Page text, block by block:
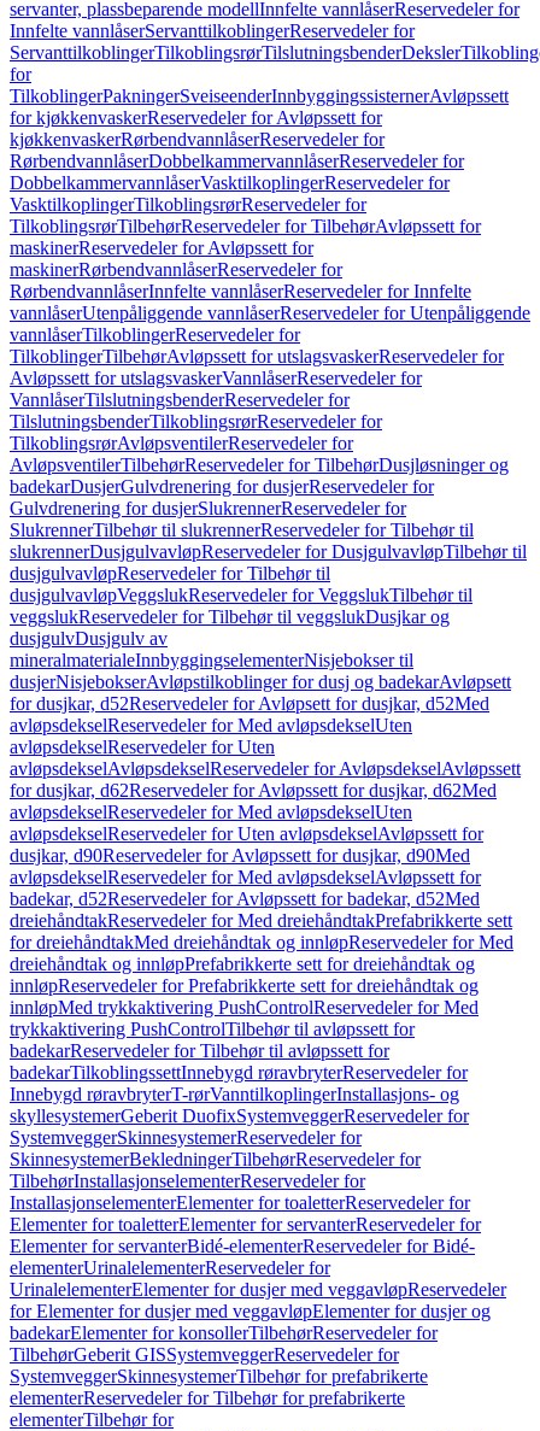
servanter, plassbeparende modellInnfelte vannlåserReservedeler for
Innfelte vannlåserServanttilkoblingerReservedeler for
ServanttilkoblingerTilkoblingsrørTilslutningsbenderDeksler
for
TilkoblingerPakningerSveiseenderInnbyggingssisternerAvløpssett
for kjøkkenvaskerReservedeler for Avløpssett for
kjøkkenvaskerRørbendvannlåserReservedeler for
RørbendvannlåserDobbelkammervannlåserReservedeler for
DobbelkammervannlåserVasktilkoplingerReservedeler for
VasktilkoplingerTilkoblingsrørReservedeler for
TilkoblingsrørTilbehørReservedeler for TilbehørAvløpssett for
maskinerReservedeler for Avløpssett for
maskinerRørbendvannlåserReservedeler for
RørbendvannlåserInnfelte vannlåserReservedeler for Innfelte
vannlåserUtenpåliggende vannlåserReservedeler for Utenpåliggende
vannlåserTilkoblingerReservedeler for
TilkoblingerTilbehørAvløpssett for utslagsvaskerReservedeler for
Avløpssett for utslagsvaskerVannlåserReservedeler for
VannlåserTilslutningsbenderReservedeler for
TilslutningsbenderTilkoblingsrørReservedeler for
TilkoblingsrørAvløpsventilerReservedeler for
AvløpsventilerTilbehørReservedeler for TilbehørDusjløsninger og
badekarDusjerGulvdrenering for dusjerReservedeler for
Gulvdrenering for dusjerSlukrennerReservedeler for
SlukrennerTilbehør til slukrennerReservedeler for Tilbehør til
slukrennerDusjgulvavløpReservedeler for DusjgulvavløpTilbehør til
dusjgulvavløpReservedeler for Tilbehør til
dusjgulvavløpVeggslukReservedeler for VeggslukTilbehør til
veggslukReservedeler for Tilbehør til veggslukDusjkar og
dusjgulvDusjgulv av
mineralmaterialeInnbyggingselementerNisjebokser til
dusjerNisjebokserAvløpstilkoblinger for dusj og badekarAvløpsett
for dusjkar, d52Reservedeler for Avløpsett for dusjkar, d52Med
avløpsdekselReservedeler for Med avløpsdekselUten
avløpsdekselReservedeler for Uten
avløpsdekselAvløpsdekselReservedeler for AvløpsdekselAvløpssett
for dusjkar, d62Reservedeler for Avløpssett for dusjkar, d62Med
avløpsdekselReservedeler for Med avløpsdekselUten
avløpsdekselReservedeler for Uten avløpsdekselAvløpssett for
dusjkar, d90Reservedeler for Avløpssett for dusjkar, d90Med
avløpsdekselReservedeler for Med avløpsdekselAvløpssett for
badekar, d52Reservedeler for Avløpssett for badekar, d52Med
dreiehåndtakReservedeler for Med dreiehåndtakPrefabrikkerte sett
for dreiehåndtakMed dreiehåndtak og innløpReservedeler for Med
dreiehåndtak og innløpPrefabrikkerte sett for dreiehåndtak og
innløpReservedeler for Prefabrikkerte sett for dreiehåndtak og
innløpMed trykkaktivering PushControlReservedeler for Med
trykkaktivering PushControlTilbehør til avløpssett for
badekarReservedeler for Tilbehør til avløpssett for
badekarTilkoblingssettInnebygd røravbryterReservedeler for
Innebygd røravbryterT-rørVanntilkoplingerInstallasjons- og
skyllesystemerGeberit DuofixSystemveggerReservedeler for
SystemveggerSkinnesystemerReservedeler for
SkinnesystemerBekledningerTilbehørReservedeler for
TilbehørInstallasjonselementerReservedeler for
InstallasjonselementerElementer for toaletterReservedeler for
Elementer for toaletterElementer for servanterReservedeler for
Elementer for servanterBidé-elementerReservedeler for Bidé-
elementerUrinalelementerReservedeler for
UrinalelementerElementer for dusjer med veggavløpReservedeler
for Elementer for dusjer med veggavløpElementer for dusjer og
badekarElementer for konsollerTilbehørReservedeler for
TilbehørGeberit GISSystemveggerReservedeler for
SystemveggerSkinnesystemerTilbehør for prefabrikerte
elementerReservedeler for Tilbehør for prefabrikerte
elementerTilbehør for